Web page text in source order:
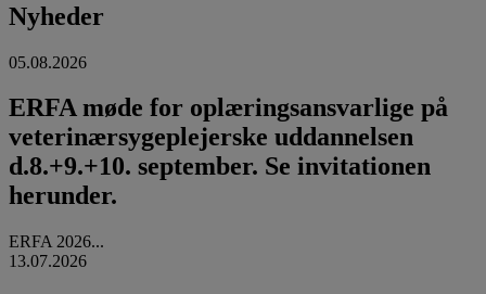
Nyheder
05.08.2026
ERFA møde for oplæringsansvarlige på
veterinærsygeplejerske uddannelsen
d.8.+9.+10. september. Se invitationen
herunder.
ERFA 2026...
13.07.2026